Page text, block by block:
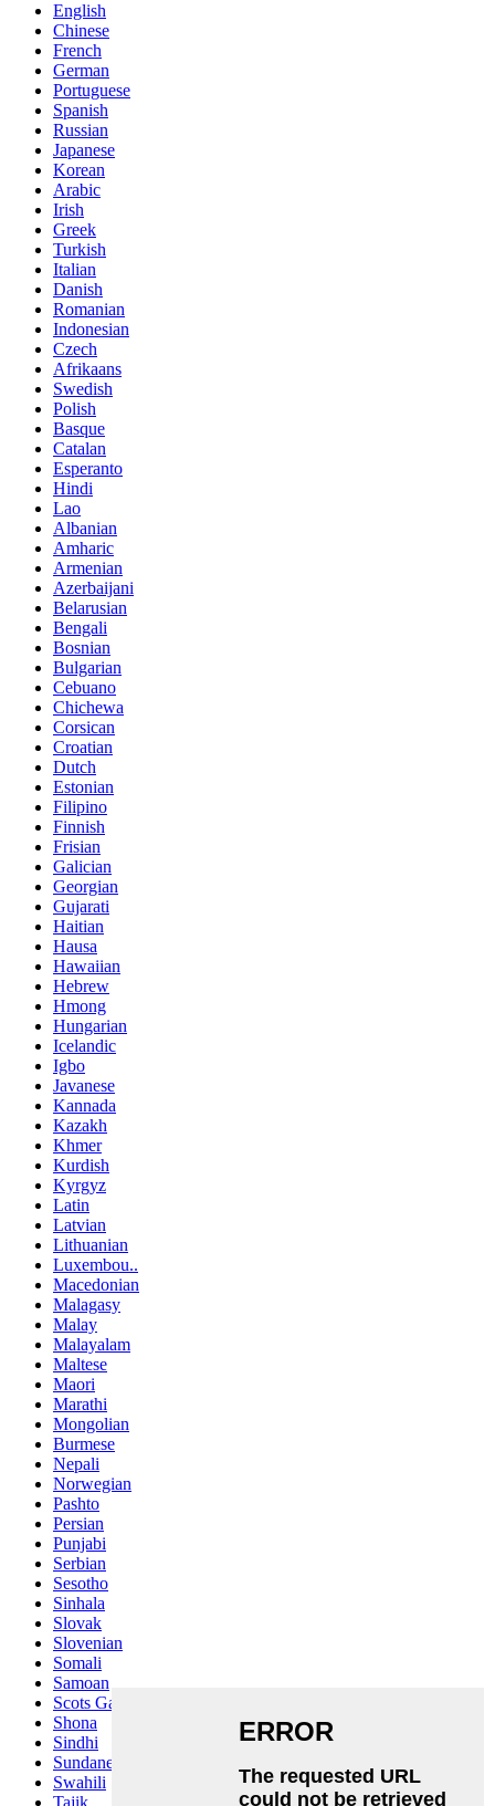
English
Chinese
French
German
Portuguese
Spanish
Russian
Japanese
Korean
Arabic
Irish
Greek
Turkish
Italian
Danish
Romanian
Indonesian
Czech
Afrikaans
Swedish
Polish
Basque
Catalan
Esperanto
Hindi
Lao
Albanian
Amharic
Armenian
Azerbaijani
Belarusian
Bengali
Bosnian
Bulgarian
Cebuano
Chichewa
Corsican
Croatian
Dutch
Estonian
Filipino
Finnish
Frisian
Galician
Georgian
Gujarati
Haitian
Hausa
Hawaiian
Hebrew
Hmong
Hungarian
Icelandic
Igbo
Javanese
Kannada
Kazakh
Khmer
Kurdish
Kyrgyz
Latin
Latvian
Lithuanian
Luxembou..
Macedonian
Malagasy
Malay
Malayalam
Maltese
Maori
Marathi
Mongolian
Burmese
Nepali
Norwegian
Pashto
Persian
Punjabi
Serbian
Sesotho
Sinhala
Slovak
Slovenian
Somali
Samoan
Scots Gaelic
Shona
Sindhi
Sundanese
Swahili